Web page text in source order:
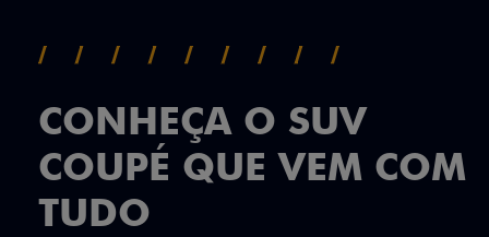
CONHEÇA O SUV
COUPÉ QUE VEM COM
TUDO